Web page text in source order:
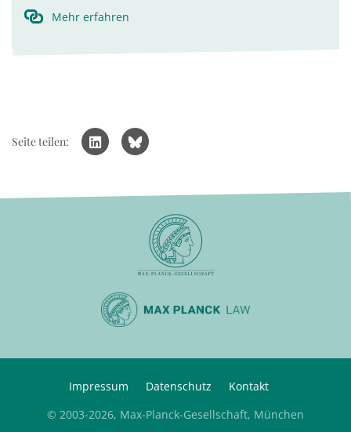
Mehr erfahren
Seite teilen:
Impressum Datenschutz
Kontakt
© 2003-2026, Max-Planck-Gesellschaft, München